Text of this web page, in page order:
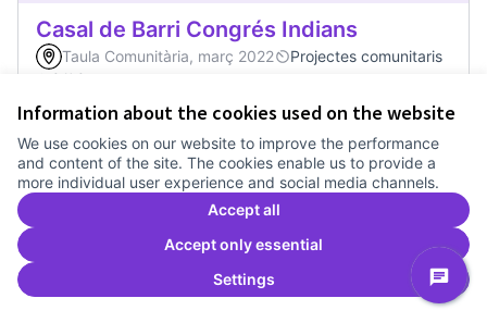
Information about the cookies used on the website
We use cookies on our website to improve the performance
and content of the site. The cookies enable us to provide a
more individual user experience and social media channels.
Accept all
Accept only essential
Settings
Casal de Barri Congrés Indians
Taula Comunitària, març 2022
Projectes comunitaris
0
0
0 Votes VoteCasal de Barri